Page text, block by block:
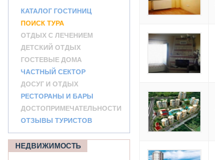
КАТАЛОГ ГОСТИНИЦ
ПОИСК ТУРА
ОТДЫХ С ЛЕЧЕНИЕМ
ДЕТСКИЙ ОТДЫХ
ГОСТЕВЫЕ ДОМА
ЧАСТНЫЙ СЕКТОР
ДОСУГ И ОТДЫХ
РЕСТОРАНЫ И БАРЫ
ДОСТОПРИМЕЧАТЕЛЬНОСТИ
ОТЗЫВЫ ТУРИСТОВ
НЕДВИЖИМОСТЬ